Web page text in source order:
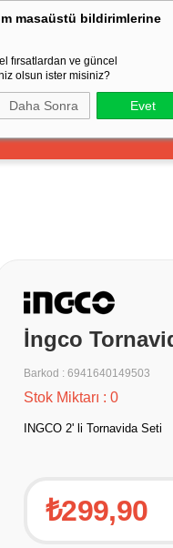
masaüstü bildirimlerine
fırsatlardan ve güncel
olsun ister misiniz?
Daha Sonra Evet
İngco
Barkod : 6941640149503
Stok Miktarı : 0
INGCO 2' li Tornavida Seti
₺299,90